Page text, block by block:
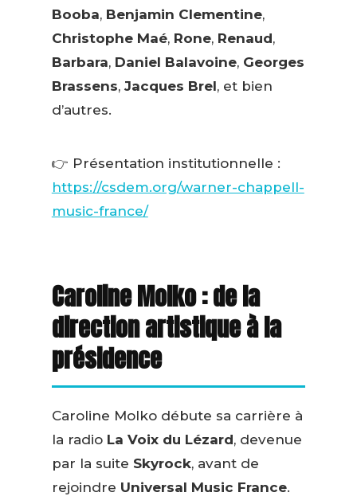
Booba, Benjamin Clementine,
Christophe Maé, Rone, Renaud,
Barbara, Daniel Balavoine, Georges
Brassens, Jacques Brel, et bien
d’autres.
👉 Présentation institutionnelle :
https://csdem.org/warner-chappell-
music-france/
Caroline Molko : de la
direction artistique à la
présidence
Caroline Molko débute sa carrière à
la radio La Voix du Lézard, devenue
par la suite Skyrock, avant de
rejoindre Universal Music France.